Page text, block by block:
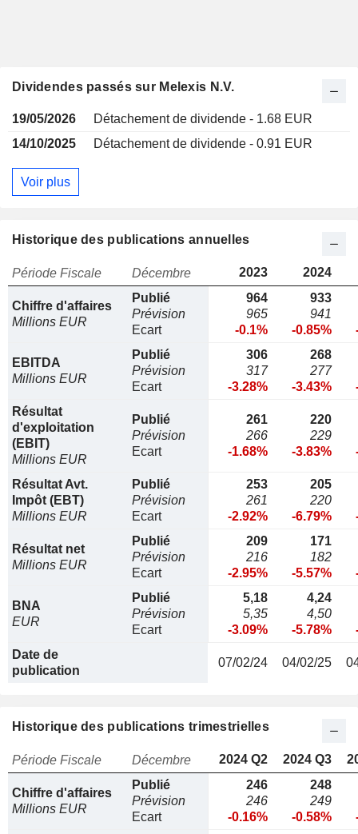
Dividendes passés sur Melexis N.V.
19/05/2026
Détachement de dividende - 1.68 EUR
14/10/2025
Détachement de dividende - 0.91 EUR
Voir plus
Historique des publications annuelles
Période Fiscale Décembre 2023 2024
Chiffre d'affaires
Millions EUR
Publié
Prévision
Ecart
964
965
-0.1%
933
941
-0.85%
EBITDA
Millions EUR
Publié
Prévision
Ecart
306
317
-3.28%
268
277
-3.43%
Résultat
d'exploitation
(EBIT)
Millions EUR
Publié
Prévision
Ecart
261
266
-1.68%
220
229
-3.83%
Résultat Avt.
Impôt (EBT)
Millions EUR
Publié
Prévision
Ecart
253
261
-2.92%
205
220
-6.79%
Résultat net
Millions EUR
Publié
Prévision
Ecart
209
216
-2.95%
171
182
-5.57%
BNA
EUR
Publié
Prévision
Ecart
5,18
5,35
-3.09%
4,24
4,50
-5.78%
Date de
publication
07/02/24 04/02/25
Historique des publications trimestrielles
Période Fiscale Décembre 2024 Q2 2024 Q3
Chiffre d'affaires
Millions EUR
Publié
Prévision
Ecart
246
246
-0.16%
248
249
-0.58%